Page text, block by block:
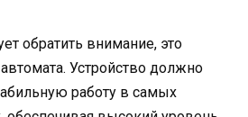
обратить внимание, это
Устройство должно
работу в самых